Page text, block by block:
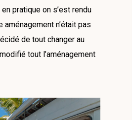
pratique on s’est rendu
aménagement n’était pas
de tout changer au
tout l’aménagement